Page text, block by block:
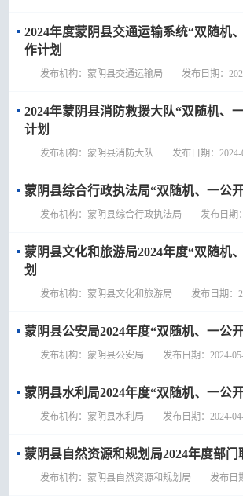
2024年度蒙阴县交通运输系统“双随机
作计划
发布机构：蒙阴县交通运输局 发布日期：
2024年蒙阴县消防救援大队“双随机、
计划
发布机构：蒙阴县消防大队 发布日期：2024-
蒙阴县综合行政执法局“双随机、一公
发布机构：蒙阴县综合行政执法局 发布日期
蒙阴县文化和旅游局2024年度“双随机
划
发布机构：蒙阴县文化和旅游局 发布日期：
蒙阴县公安局2024年度“双随机、一公
发布机构：蒙阴县公安局 发布日期：2024-
蒙阴县水利局2024年度“双随机、一公
发布机构：蒙阴县水利局 发布日期：2024-
蒙阴县自然资源和规划局2024年度部门
发布机构：蒙阴县自然资源和规划局 发布日